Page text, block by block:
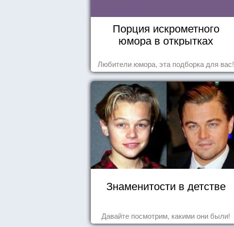
Порция искрометного
юмора в открытках
Любители юмора, эта подборка для вас!
Знаменитости в детстве
Давайте посмотрим, какими они были!